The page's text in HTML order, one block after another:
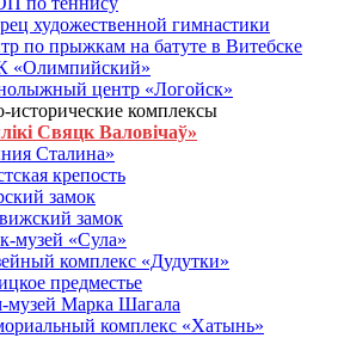
художественной гимнастики
по прыжкам на батуте в Витебске
«Олимпийский»
центр «Логойск»
исторические комплексы
Свяцк Валовічаў»
Сталина»
крепость
замок
замок
музей «Сула»
комплекс «Дудутки»
предместье
музей Марка Шагала
комплекс «Хатынь»